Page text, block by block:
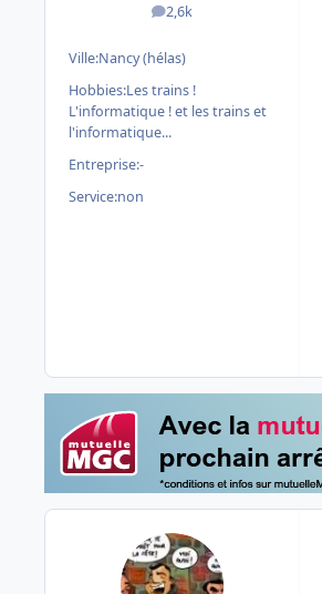
2,6k
messages
Ville:Nancy (hélas)
Hobbies:Les trains !
L'informatique ! et les trains et
l'informatique...
Entreprise:-
Service:non